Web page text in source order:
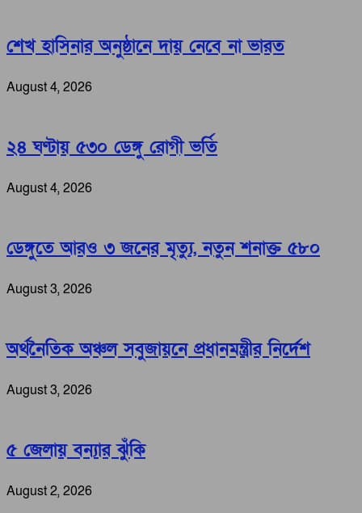
শেখ হাসিনার অনুষ্ঠানে দায় নেবে না ভারত
August 4, 2026
২৪ ঘণ্টায় ৫৩০ ডেঙ্গু রোগী ভর্তি
August 4, 2026
ডেঙ্গুতে আরও ৩ জনের মৃত্যু, নতুন শনাক্ত ৫৮০
August 3, 2026
অর্থনৈতিক অঞ্চল সবুজায়নে প্রধানমন্ত্রীর নির্দেশ
August 3, 2026
৫ জেলায় বন্যার ঝুঁকি
August 2, 2026